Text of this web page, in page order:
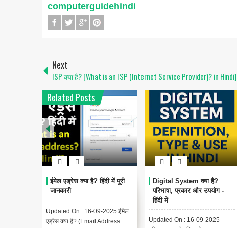
computerguidehindi
Next
ISP क्या है? [What is an ISP (Internet Service Provider)? in Hindi]
Related Posts
ईमेल एड्रेस क्या है? हिंदी में पूरी
जानकारी
Updated On : 16-09-2025 ईमेल
एड्रेस क्या है? (Email Address
Digital System क्या है?
परिभाषा, प्रकार और उपयोग -
हिंदी में
Updated On : 16-09-2025